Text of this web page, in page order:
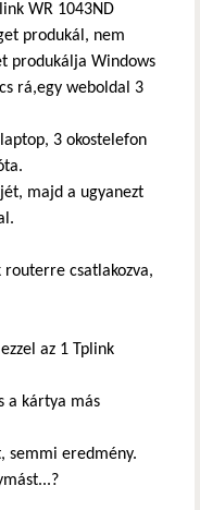
WR 1043ND
produkál, nem
produkálja Windows
rá,egy weboldal 3
3 okostelefon
majd a ugyanezt
csatlakozva,
az 1 Tplink
a kártya más
semmi eredmény.